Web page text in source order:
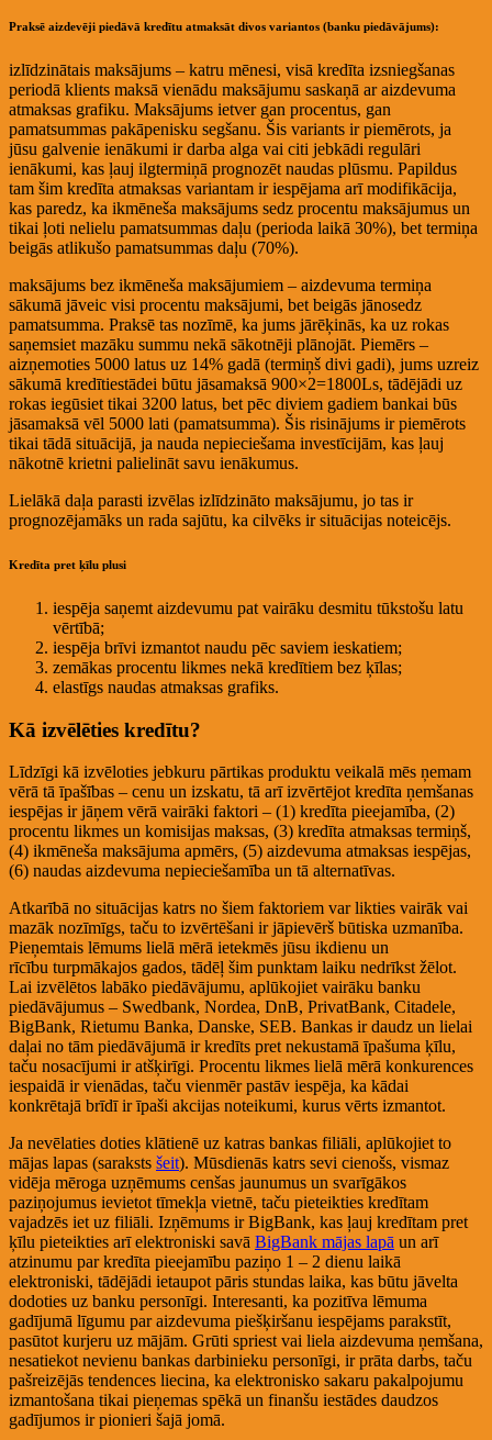
Praksē aizdevēji piedāvā kredītu atmaksāt divos variantos (banku piedāvājums):
izlīdzinātais maksājums – katru mēnesi, visā kredīta izsniegšanas
periodā klients maksā vienādu maksājumu saskaņā ar aizdevuma
atmaksas grafiku. Maksājums ietver gan procentus, gan
pamatsummas pakāpenisku segšanu. Šis variants ir piemērots, ja
jūsu galvenie ienākumi ir darba alga vai citi jebkādi regulāri
ienākumi, kas ļauj ilgtermiņā prognozēt naudas plūsmu. Papildus
tam šim kredīta atmaksas variantam ir iespējama arī modifikācija,
kas paredz, ka ikmēneša maksājums sedz procentu maksājumus un
tikai ļoti nelielu pamatsummas daļu (perioda laikā 30%), bet termiņa
beigās atlikušo pamatsummas daļu (70%).
maksājums bez ikmēneša maksājumiem – aizdevuma termiņa
sākumā jāveic visi procentu maksājumi, bet beigās jānosedz
pamatsumma. Praksē tas nozīmē, ka jums jārēķinās, ka uz rokas
saņemsiet mazāku summu nekā sākotnēji plānojāt. Piemērs –
aizņemoties 5000 latus uz 14% gadā (termiņš divi gadi), jums uzreiz
sākumā kredītiestādei būtu jāsamaksā 900×2=1800Ls, tādējādi uz
rokas iegūsiet tikai 3200 latus, bet pēc diviem gadiem bankai būs
jāsamaksā vēl 5000 lati (pamatsumma). Šis risinājums ir piemērots
tikai tādā situācijā, ja nauda nepieciešama investīcijām, kas ļauj
nākotnē krietni palielināt savu ienākumus.
Lielākā daļa parasti izvēlas izlīdzināto maksājumu, jo tas ir
prognozējamāks un rada sajūtu, ka cilvēks ir situācijas noteicējs.
Kredīta pret ķīlu plusi
iespēja saņemt aizdevumu pat vairāku desmitu tūkstošu latu
vērtībā;
iespēja brīvi izmantot naudu pēc saviem ieskatiem;
zemākas procentu likmes nekā kredītiem bez ķīlas;
elastīgs naudas atmaksas grafiks.
Kā izvēlēties kredītu?
Līdzīgi kā izvēloties jebkuru pārtikas produktu veikalā mēs ņemam
vērā tā īpašības – cenu un izskatu, tā arī izvērtējot kredīta ņemšanas
iespējas ir jāņem vērā vairāki faktori – (1) kredīta pieejamība, (2)
procentu likmes un komisijas maksas, (3) kredīta atmaksas termiņš,
(4) ikmēneša maksājuma apmērs, (5) aizdevuma atmaksas iespējas,
(6) naudas aizdevuma nepieciešamība un tā alternatīvas.
Atkarībā no situācijas katrs no šiem faktoriem var likties vairāk vai
mazāk nozīmīgs, taču to izvērtēšani ir jāpievērš būtiska uzmanība.
Pieņemtais lēmums lielā mērā ietekmēs jūsu ikdienu un
rīcību turpmākajos gados, tādēļ šim punktam laiku nedrīkst žēlot.
Lai izvēlētos labāko piedāvājumu, aplūkojiet vairāku banku
piedāvājumus – Swedbank, Nordea, DnB, PrivatBank, Citadele,
BigBank, Rietumu Banka, Danske, SEB. Bankas ir daudz un lielai
daļai no tām piedāvājumā ir kredīts pret nekustamā īpašuma ķīlu,
taču nosacījumi ir atšķirīgi. Procentu likmes lielā mērā konkurences
iespaidā ir vienādas, taču vienmēr pastāv iespēja, ka kādai
konkrētajā brīdī ir īpaši akcijas noteikumi, kurus vērts izmantot.
Ja nevēlaties doties klātienē uz katras bankas filiāli, aplūkojiet to
mājas lapas (saraksts šeit). Mūsdienās katrs sevi cienošs, vismaz
vidēja mēroga uzņēmums cenšas jaunumus un svarīgākos
paziņojumus ievietot tīmekļa vietnē, taču pieteikties kredītam
vajadzēs iet uz filiāli. Izņēmums ir BigBank, kas ļauj kredītam pret
ķīlu pieteikties arī elektroniski savā BigBank mājas lapā un arī
atzinumu par kredīta pieejamību paziņo 1 – 2 dienu laikā
elektroniski, tādējādi ietaupot pāris stundas laika, kas būtu jāvelta
dodoties uz banku personīgi. Interesanti, ka pozitīva lēmuma
gadījumā līgumu par aizdevuma piešķiršanu iespējams parakstīt,
pasūtot kurjeru uz mājām. Grūti spriest vai liela aizdevuma ņemšana,
nesatiekot nevienu bankas darbinieku personīgi, ir prāta darbs, taču
pašreizējās tendences liecina, ka elektronisko sakaru pakalpojumu
izmantošana tikai pieņemas spēkā un finanšu iestādes daudzos
gadījumos ir pionieri šajā jomā.